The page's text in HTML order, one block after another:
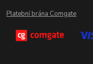
Platební brána Comgate